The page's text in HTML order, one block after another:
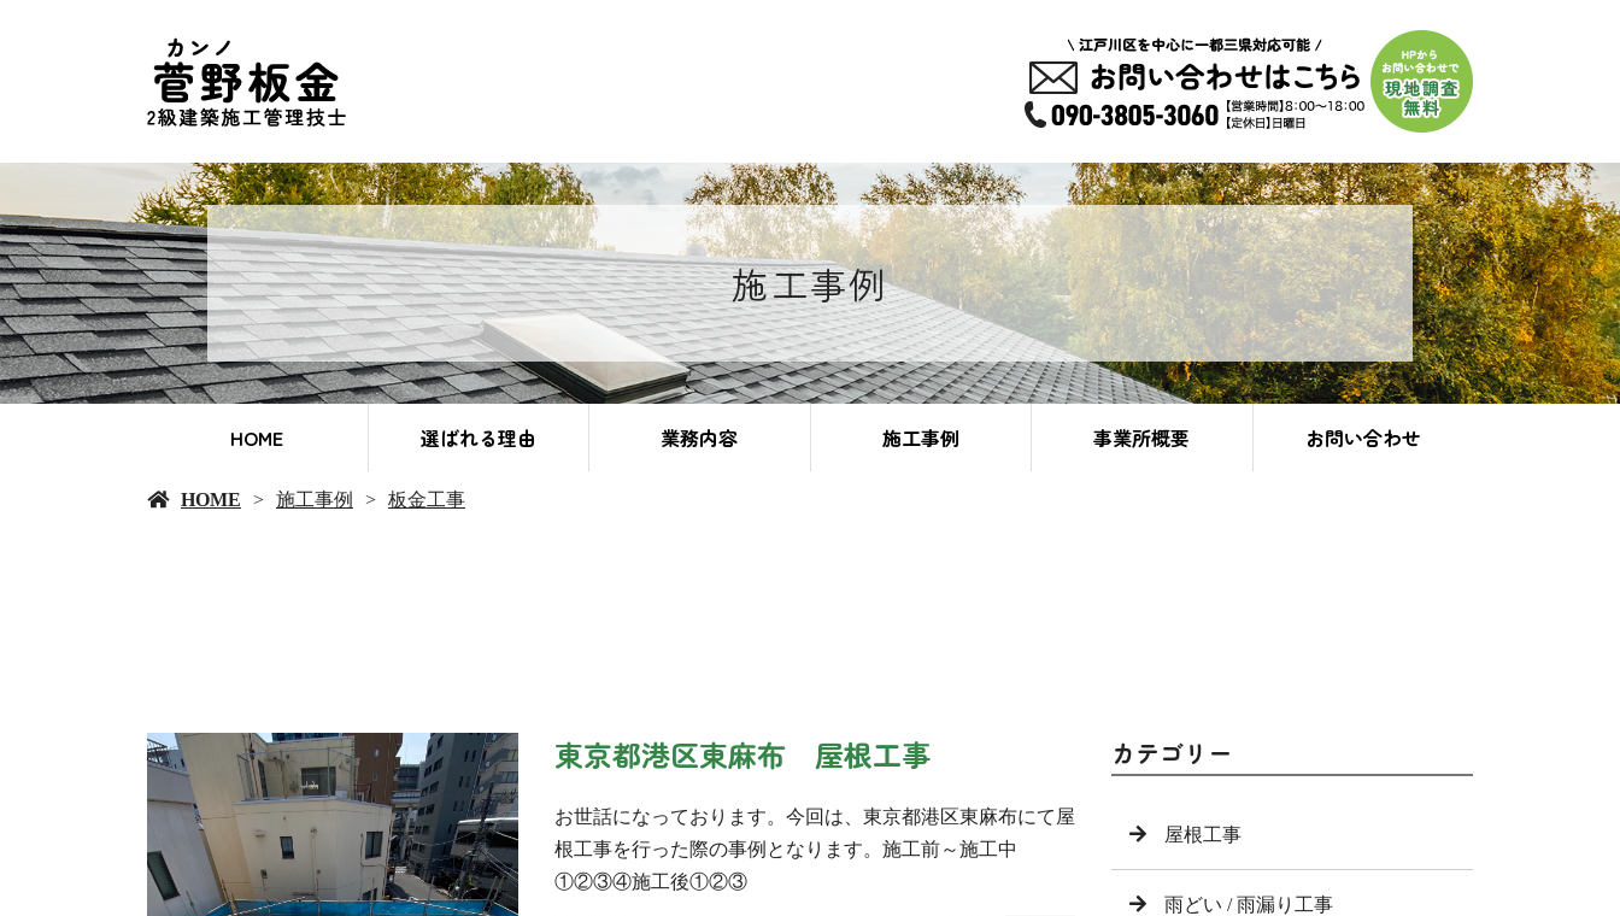
施工事例
HOME 選ばれる理由 業務内容 施工事例 事業所概要 お問い合わせ
HOME 施工事例 板金工事
東京都港区東麻布 屋根工事
お世話になっております。今回は、東京都港区東麻布にて屋
根工事を行った際の事例となります。施工前～施工中
①②③④施工後①②③
カテゴリー
屋根工事
雨どい / 雨漏り工事